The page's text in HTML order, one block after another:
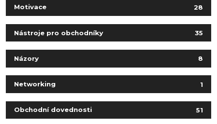
Motivace 28
Nástroje pro obchodníky 35
Názory 8
Networking 1
Obchodní dovednosti 51